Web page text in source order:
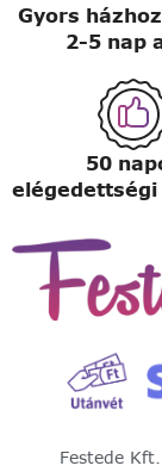
Gyors
2-5 nap
50
elégedettségi
Festede Kft.